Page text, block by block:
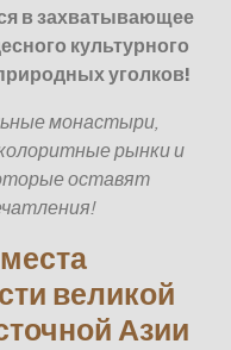
в захватывающее
культурного
уголков!
монастыри,
рынки и
оставят
великой
Азии